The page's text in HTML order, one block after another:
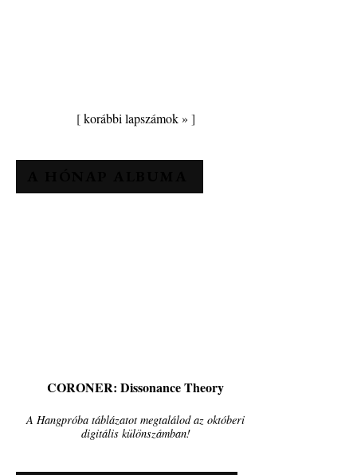
[korábbi lapszámok » ]
CORONER: Dissonance Theory
A Hangpróba táblázatot megtalálod az októberi
digitális különszámban!